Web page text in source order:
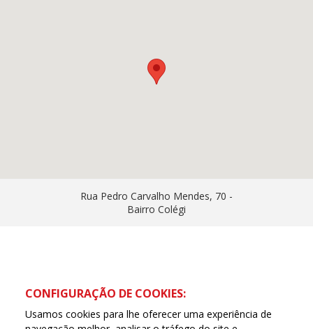
Rua Pedro Carvalho Mendes, 70 -
Bairro Colégi
CONFIGURAÇÃO DE COOKIES:
Usamos cookies para lhe oferecer uma experiência de